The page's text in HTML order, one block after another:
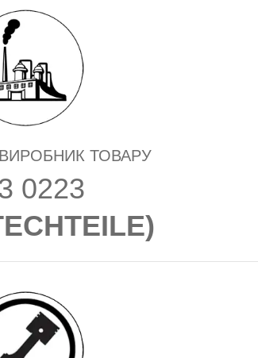
ТОВАРУ
0223
)